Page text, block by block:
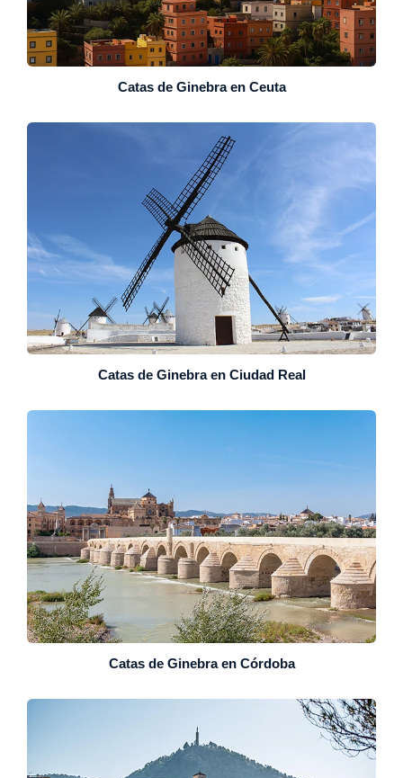
Catas de Ginebra en Ceuta
Catas de Ginebra en Ciudad Real
Catas de Ginebra en Córdoba